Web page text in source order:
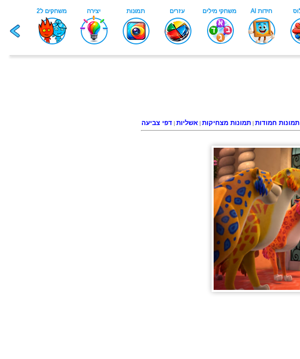
תמונות חמודות | תמונות מצחיקות | אשליות | דפי צביעה